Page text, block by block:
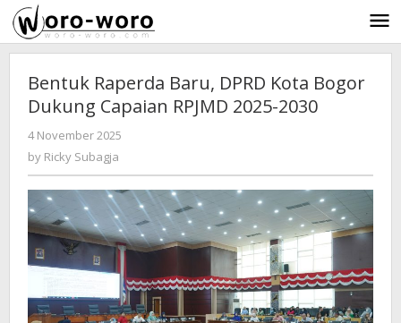
Skip
to
content
Bentuk Raperda Baru, DPRD Kota Bogor
Dukung Capaian RPJMD 2025-2030
4 November 2025
by Ricky Subagja